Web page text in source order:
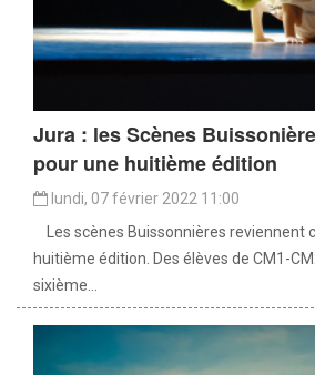
Jura : les Scènes
pour une huitième édition
lundi, 07 février 2022 11:00
Les scènes Buissonnières reviennent
huitième édition. Des élèves de CM1-
sixième...